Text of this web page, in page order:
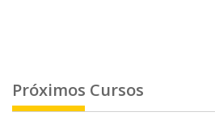
Próximos Cursos